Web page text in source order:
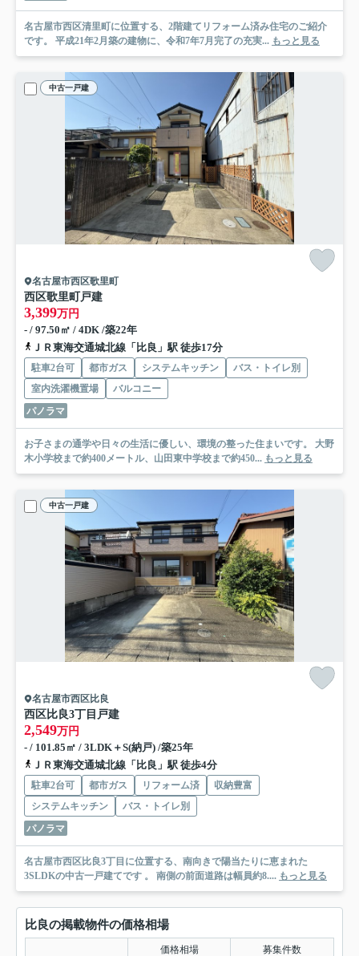
名古屋市西区清里町に位置する、2階建てリフォーム済み住宅のご紹介
です。 平成21年2月築の建物に、令和7年7月完了の充実... もっと見る
中古一戸建
名古屋市西区歌里町
西区歌里町戸建
3,399万円
- / 97.50㎡ / 4DK /築22年
ＪＲ東海交通城北線「比良」駅 徒歩17分
駐車2台可 都市ガス システムキッチン
バス・トイレ別
室内洗濯機置場
バルコニー
パノラマ
お子さまの通学や日々の生活に優しい、環境の整った住まいです。 大野
木小学校まで約400メートル、山田東中学校まで約450... もっと見る
中古一戸建
名古屋市西区比良
西区比良3丁目戸建
2,549万円
- / 101.85㎡ / 3LDK＋S(納戸) /築25年
ＪＲ東海交通城北線「比良」駅 徒歩4分
駐車2台可 都市ガス リフォーム済
収納豊富
システムキッチン
バス・トイレ別
パノラマ
名古屋市西区比良3丁目に位置する、南向きで陽当たりに恵まれた
3SLDKの中古一戸建てです 。 南側の前面道路は幅員約8.... もっと見る
比良の掲載物件の価格相場
価格相場 募集件数